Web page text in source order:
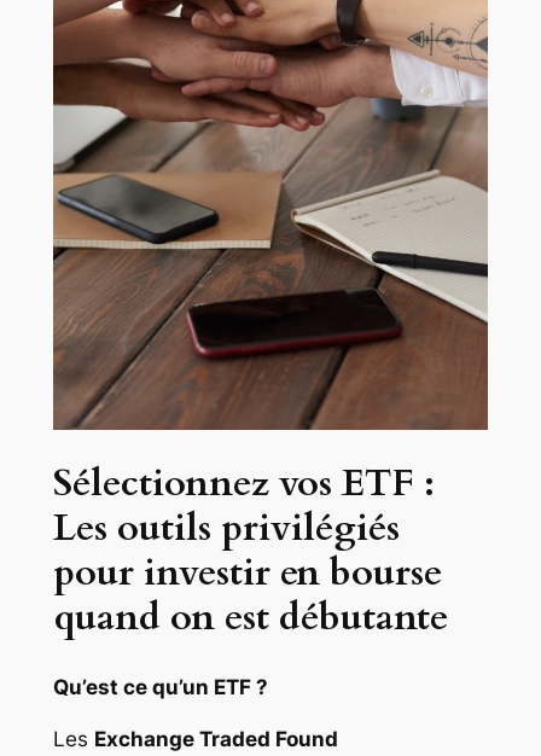
Sélectionnez vos ETF :
Les outils privilégiés
pour investir en bourse
quand on est débutante
Qu’est ce qu’un ETF ?
Les Exchange Traded Found